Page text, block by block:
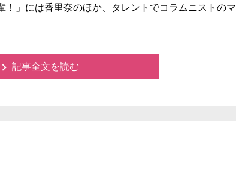
」には香里奈のほか、タレントでコラムニストのマ
記事全文を読む